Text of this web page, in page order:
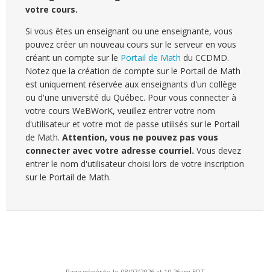
votre cours.
Si vous êtes un enseignant ou une enseignante, vous
pouvez créer un nouveau cours sur le serveur en vous
créant un compte sur le Portail de Math du CCDMD.
Notez que la création de compte sur le Portail de Math
est uniquement réservée aux enseignants d'un collège
ou d'une université du Québec. Pour vous connecter à
votre cours WeBWorK, veuillez entrer votre nom
d'utilisateur et votre mot de passe utilisés sur le Portail
de Math.Attention, vous ne pouvez pas vous
connecter avec votre adresse courriel. Vous devez
entrer le nom d'utilisateur choisi lors de votre inscription
sur le Portail de Math.